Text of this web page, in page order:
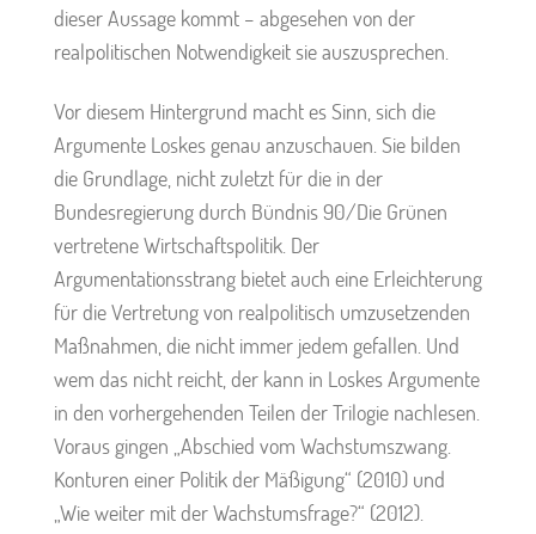
dieser Aussage kommt – abgesehen von der
realpolitischen Notwendigkeit sie auszusprechen.
Vor diesem Hintergrund macht es Sinn, sich die
Argumente Loskes genau anzuschauen. Sie bilden
die Grundlage, nicht zuletzt für die in der
Bundesregierung durch Bündnis 90/Die Grünen
vertretene Wirtschaftspolitik. Der
Argumentationsstrang bietet auch eine Erleichterung
für die Vertretung von realpolitisch umzusetzenden
Maßnahmen, die nicht immer jedem gefallen. Und
wem das nicht reicht, der kann in Loskes Argumente
in den vorhergehenden Teilen der Trilogie nachlesen.
Voraus gingen „Abschied vom Wachstumszwang.
Konturen einer Politik der Mäßigung“ (2010) und
„Wie weiter mit der Wachstumsfrage?“ (2012).